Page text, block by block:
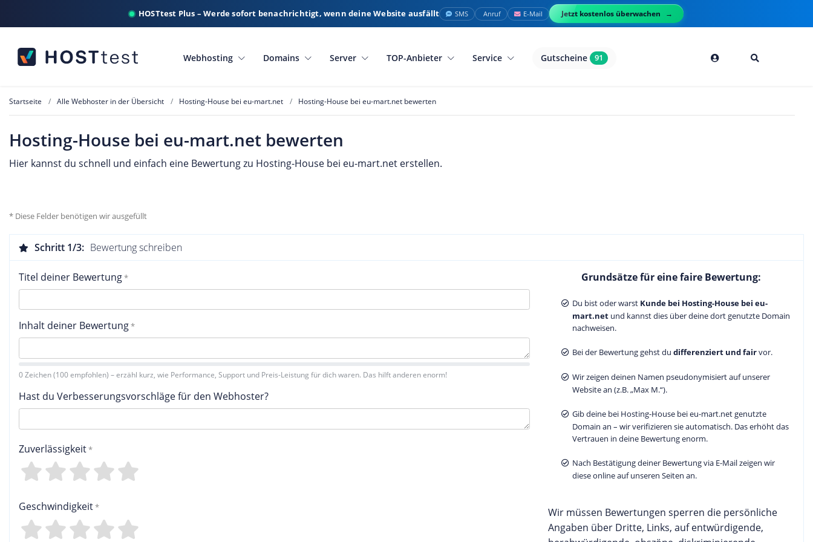
HOSTtest Plus – Werde sofort benachrichtigt, wenn deine Website ausfällt SMS Anruf E-Mail Jetzt kostenlos überwachen
Webhosting Domains Server TOP-Anbieter Service Gutscheine 91
Startseite Alle Webhoster in der Übersicht Hosting-House bei eu-mart.net Hosting-House bei eu-mart.net bewerten
Hosting-House bei eu-mart.net bewerten
Hier kannst du schnell und einfach eine Bewertung zu Hosting-House bei eu-mart.net erstellen.
* Diese Felder benötigen wir ausgefüllt
Schritt 1/3: Bewertung schreiben
Titel deiner Bewertung
Inhalt deiner Bewertung
0 Zeichen (100 empfohlen) – erzähl kurz, wie Performance, Support und Preis-Leistung für dich waren. Das hilft anderen enorm!
Hast du Verbesserungsvorschläge für den Webhoster?
Zuverlässigkeit
1
2
3
4
Geschwindigkeit
1
2
3
4
Grundsätze für eine faire Bewertung:
Du bist oder warst Kunde bei Hosting-House bei eu-
mart.netund kannst dies über deine dort genutzte Domain
nachweisen.
Bei der Bewertung gehst du differenziert und fairvor.
Wir zeigen deinen Namen pseudonymisiert auf unserer
Website an (z.B. „Max M.“).
Gib deine bei Hosting-House bei eu-mart.net genutzte
Domain an – wir verifizieren sie automatisch. Das erhöht das
Vertrauen in deine Bewertung enorm.
Nach Bestätigung deiner Bewertung via E-Mail zeigen wir
diese online auf unseren Seiten an.
Wir müssen Bewertungen sperren die persönliche
Angaben über Dritte, Links, auf entwürdigende,